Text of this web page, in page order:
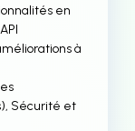
en
à
Sécurité et